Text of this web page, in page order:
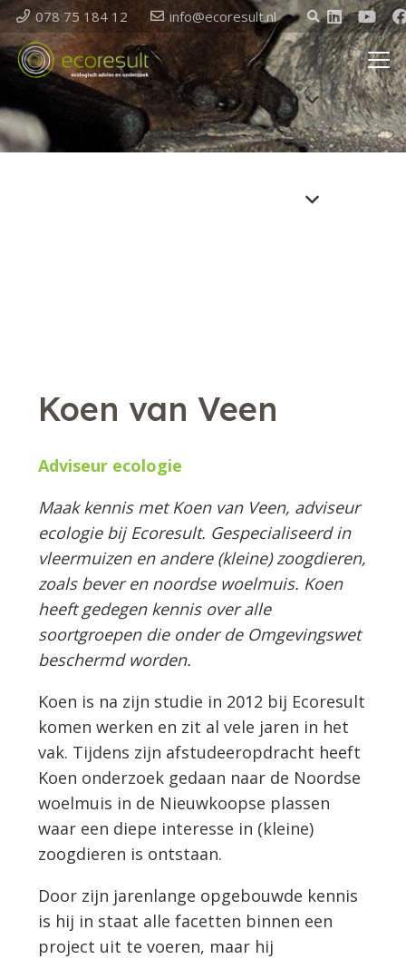
078 75 184 12 info@ecoresult.nl
Koen van Veen
Adviseur ecologie
Maak kennis met Koen van Veen, adviseur
ecologie bij Ecoresult. Gespecialiseerd in
vleermuizen en andere (kleine) zoogdieren,
zoals bever en noordse woelmuis. Koen
heeft gedegen kennis over alle
soortgroepen die onder de Omgevingswet
beschermd worden.
Koen is na zijn studie in 2012 bij Ecoresult
komen werken en zit al vele jaren in het
vak. Tijdens zijn afstudeeropdracht heeft
Koen onderzoek gedaan naar de Noordse
woelmuis in de Nieuwkoopse plassen
waar een diepe interesse in (kleine)
zoogdieren is ontstaan.
Door zijn jarenlange opgebouwde kennis
is hij in staat alle facetten binnen een
project uit te voeren, maar hij